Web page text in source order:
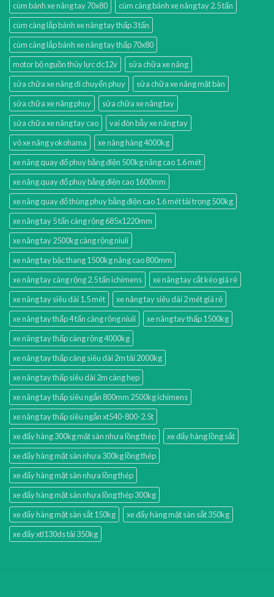
cùm bánh xe nâng tay 70x80
cùm càng bánh xe nâng tay 2.5 tấn
cùm càng lắp bánh xe nâng tay thấp 3 tấn
cùm càng lắp bánh xe nâng tay thấp 70x80
motor bộ nguồn thủy lực dc12v
sửa chữa xe nâng
sửa chữa xe nâng di chuyển phuy
sửa chữa xe nâng mặt bàn
sửa chữa xe nâng phuy
sửa chữa xe nâng tay
sửa chữa xe nâng tay cao
vai đòn bẫy xe nâng tay
vỏ xe nâng yokohama
xe nâng hàng 4000kg
xe nâng quay đổ phuy bằng điện 500kg nâng cao 1.6 mét
xe nâng quay đổ phuy bằng điện cao 1600mm
xe nâng quay đổ thùng phuy bằng điện cao 1.6 mét tải trọng 500kg
xe nâng tay 5 tấn càng rộng 685x1220mm
xe nâng tay 2500kg càng rộng niuli
xe nâng tay bậc thang 1500kg nâng cao 800mm
xe nâng tay càng rộng 2.5 tấn ichimens
xe nâng tay cắt kéo giá rẻ
xe nâng tay siêu dài 1.5 mét
xe nâng tay siêu dài 2 mét giá rẻ
xe nâng tay thấp 4 tấn càng rộng niuli
xe nâng tay thấp 1500kg
xe nâng tay thấp càng rộng 4000kg
xe nâng tay thấp càng siêu dài 2m tải 2000kg
xe nâng tay thấp siêu dài 2m càng hẹp
xe nâng tay thấp siêu ngắn 800mm 2500kg ichimens
xe nâng tay thấp siêu ngắn xt540-800-2.5t
xe đẩy hàng 300kg mặt sàn nhựa lồng thép
xe đẩy hàng lồng sắt
xe đẩy hàng mặt sàn nhựa 300kg lồng thép
xe đẩy hàng mặt sàn nhựa lồng thép
xe đẩy hàng mặt sàn nhựa lồng thép 300kg
xe đẩy hàng mặt sàn sắt 150kg
xe đẩy hàng mặt sàn sắt 350kg
xe đẩy xtl130ds tải 350kg